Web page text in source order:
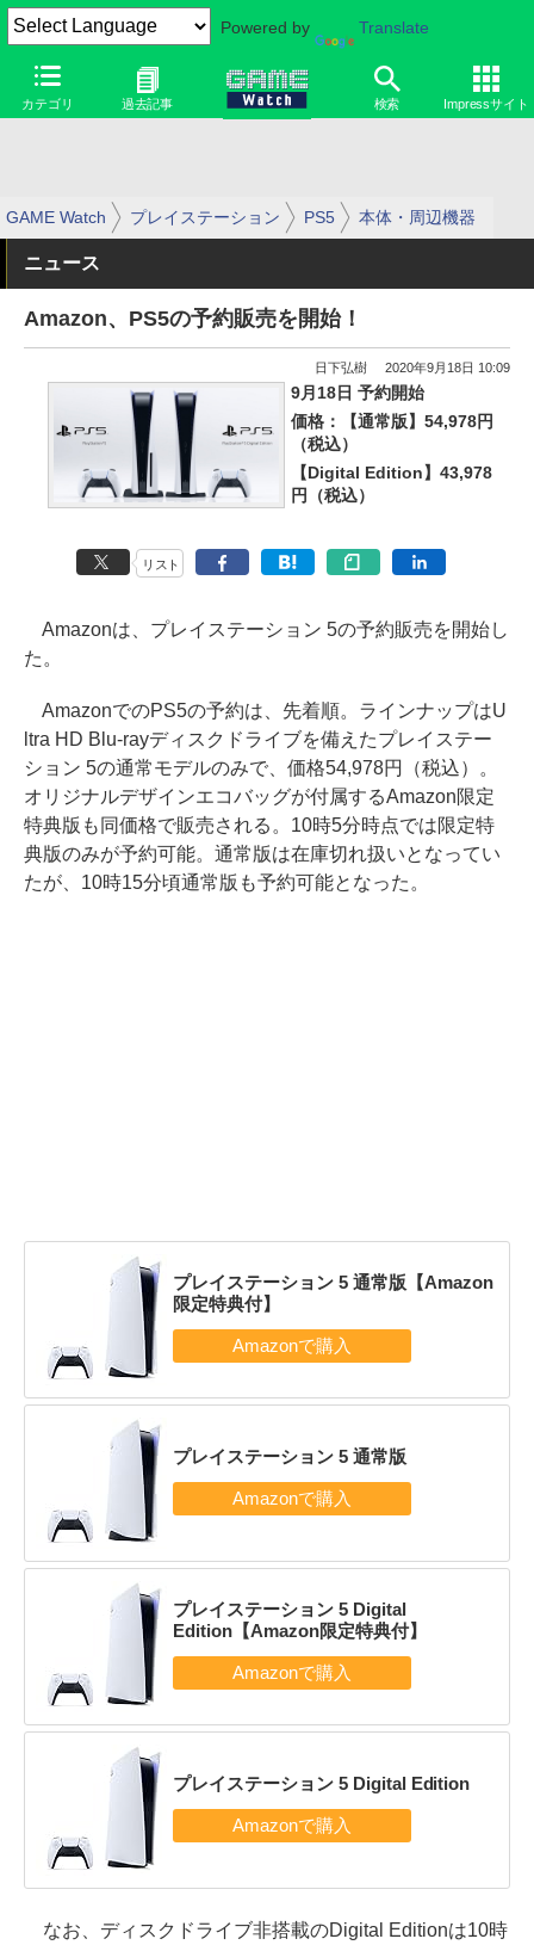
Powered by Translate
カテゴリ 過去記事 検索 Impressサイト
GAME Watch プレイステーション PS5 本体・周辺機器
ニュース
Amazon、PS5の予約販売を開始！
日下弘樹 2020年9月18日 10:09
9月18日 予約開始
価格：【通常版】54,978円
（税込）
【Digital Edition】43,978
円（税込）
リスト
Amazonは、プレイステーション 5の予約販売を開始し
た。
AmazonでのPS5の予約は、先着順。ラインナップはU
ltra HD Blu-rayディスクドライブを備えたプレイステー
ション 5の通常モデルのみで、価格54,978円（税込）。
オリジナルデザインエコバッグが付属するAmazon限定
特典版も同価格で販売される。10時5分時点では限定特
典版のみが予約可能。通常版は在庫切れ扱いとなってい
たが、10時15分頃通常版も予約可能となった。
プレイステーション 5 通常版【Amazon
限定特典付】
プレイステーション 5 通常版
プレイステーション 5 Digital
Edition【Amazon限定特典付】
プレイステーション 5 Digital Edition
なお、ディスクドライブ非搭載のDigital Editionは10時